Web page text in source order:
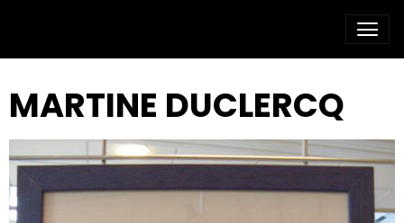
MARTINE DUCLERCQ